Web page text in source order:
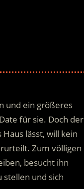
und ein größeres
für sie. Doch der
lässt, will kein
Zum völligen
besucht ihn
stellen und sich